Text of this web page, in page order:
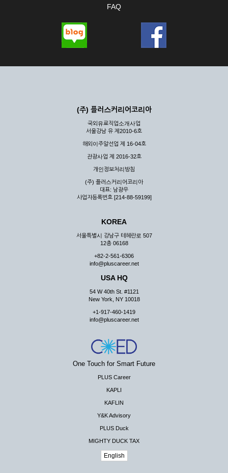
FAQ
(주) 플러스커리어코리아
국외유료직업소개사업
서울강남 유 제2010-6호
해외이주알선업 제 16-04호
관광사업 제 2016-32호
개인정보처리방침
(주) 플러스커리어코리아
대표: 남광우
사업자등록번호 [214-88-59199]
KOREA
서울특별시 강남구 테헤란로 507
12층 06168
+82-2-561-6306
info@pluscareer.net
USA HQ
54 W 40th St. #1121
New York, NY 10018
+1-917-460-1419
info@pluscareer.net
One Touch for Smart Future
PLUS Career
KAPLI
KAFLIN
Y&K Advisory
PLUS Duck
MIGHTY DUCK TAX
English